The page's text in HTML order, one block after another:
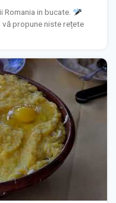
in bucate.
vă propune niste rețete